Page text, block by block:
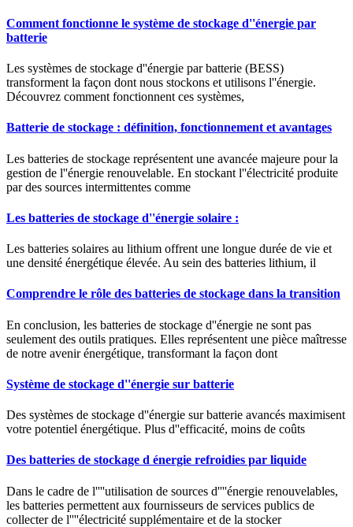
Comment fonctionne le système de stockage d''énergie par
batterie
Les systèmes de stockage d''énergie par batterie (BESS)
transforment la façon dont nous stockons et utilisons l''énergie.
Découvrez comment fonctionnent ces systèmes,
Batterie de stockage : définition, fonctionnement et avantages
Les batteries de stockage représentent une avancée majeure pour la
gestion de l''énergie renouvelable. En stockant l''électricité produite
par des sources intermittentes comme
Les batteries de stockage d''énergie solaire :
Les batteries solaires au lithium offrent une longue durée de vie et
une densité énergétique élevée. Au sein des batteries lithium, il
Comprendre le rôle des batteries de stockage dans la transition
En conclusion, les batteries de stockage d''énergie ne sont pas
seulement des outils pratiques. Elles représentent une pièce maîtresse
de notre avenir énergétique, transformant la façon dont
Système de stockage d''énergie sur batterie
Des systèmes de stockage d''énergie sur batterie avancés maximisent
votre potentiel énergétique. Plus d''efficacité, moins de coûts
Des batteries de stockage d énergie refroidies par liquide
Dans le cadre de l''''utilisation de sources d''''énergie renouvelables,
les batteries permettent aux fournisseurs de services publics de
collecter de l''''électricité supplémentaire et de la stocker